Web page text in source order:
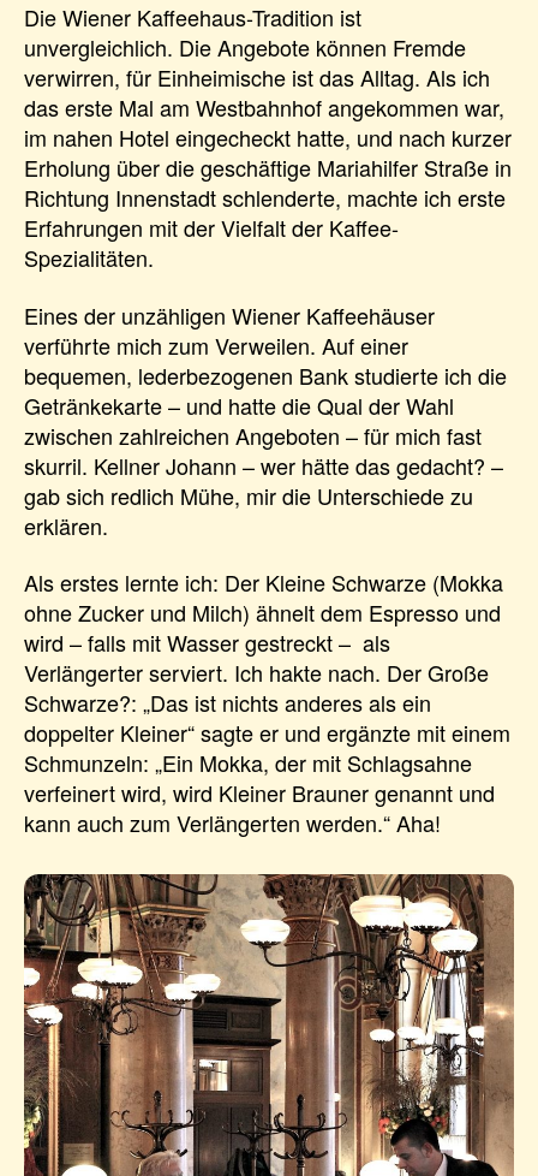
Die Wiener Kaffeehaus-Tradition ist
unvergleichlich. Die Angebote können Fremde
verwirren, für Einheimische ist das Alltag. Als ich
das erste Mal am Westbahnhof angekommen war,
im nahen Hotel eingecheckt hatte, und nach kurzer
Erholung über die geschäftige Mariahilfer Straße in
Richtung Innenstadt schlenderte, machte ich erste
Erfahrungen mit der Vielfalt der Kaffee-
Spezialitäten.
Eines der unzähligen Wiener Kaffeehäuser
verführte mich zum Verweilen. Auf einer
bequemen, lederbezogenen Bank studierte ich die
Getränkekarte – und hatte die Qual der Wahl
zwischen zahlreichen Angeboten – für mich fast
skurril. Kellner Johann – wer hätte das gedacht? –
gab sich redlich Mühe, mir die Unterschiede zu
erklären.
Als erstes lernte ich: Der Kleine Schwarze (Mokka
ohne Zucker und Milch) ähnelt dem Espresso und
wird – falls mit Wasser gestreckt – als
Verlängerter serviert. Ich hakte nach. Der Große
Schwarze?: „Das ist nichts anderes als ein
doppelter Kleiner“ sagte er und ergänzte mit einem
Schmunzeln: „Ein Mokka, der mit Schlagsahne
verfeinert wird, wird Kleiner Brauner genannt und
kann auch zum Verlängerten werden.“ Aha!